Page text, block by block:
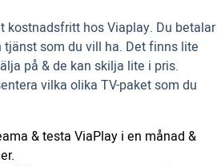
kostnadsfritt hos Viaplay. Du betalar
som du vill ha. Det finns lite
på & de kan skilja lite i pris.
vilka olika TV-paket som du
& testa ViaPlay i en månad &